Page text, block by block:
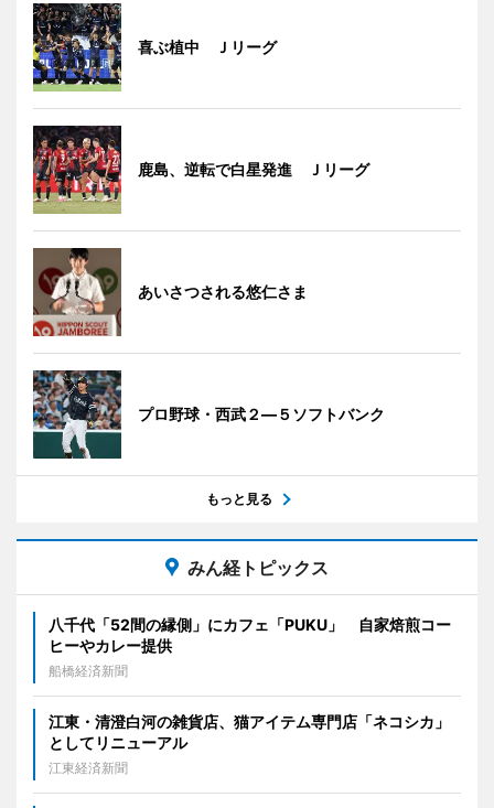
喜ぶ植中 Ｊリーグ
鹿島、逆転で白星発進 Ｊリーグ
あいさつされる悠仁さま
プロ野球・西武２―５ソフトバンク
もっと見る
みん経トピックス
八千代「52間の縁側」にカフェ「PUKU」 自家焙煎コー
ヒーやカレー提供
船橋経済新聞
江東・清澄白河の雑貨店、猫アイテム専門店「ネコシカ」
としてリニューアル
江東経済新聞